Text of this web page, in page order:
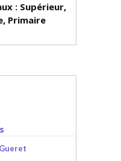
: Supérieur,
Primaire
Gueret